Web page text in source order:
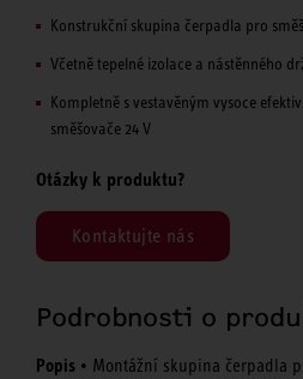
Konstrukční skupina čerpadla pro
Včetně tepelné izolace a nástěnného
Kompletně s vestavěným vysoce
směšovače 24 V
Otázky k produktu?
Kontaktujte nás
Podrobnosti o
Popis • Montážní skupina čerpadla